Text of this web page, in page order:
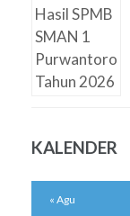
KALENDER
« Agu